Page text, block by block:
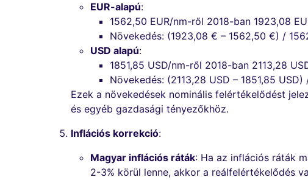
EUR-alapú:
1562,50 EUR/nm-ről 2018-ban 1923,08
Növekedés: (1923,08 € – 1562,50 €) /
USD alapú:
1851,85 USD/nm-ről 2018-ban 2113,28
Növekedés: (2113,28 USD – 1851,85 USD)
Ezek a növekedések nominális felértékelődést
és egyéb gazdasági tényezőkhöz.
Inflációs korrekció:
Magyar inflációs ráták: Ha az inflációs ráták
2-3% körül lenne, akkor a reálfelértékelődés